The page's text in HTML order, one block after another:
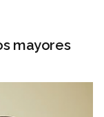
mayores